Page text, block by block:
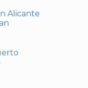
Alicante